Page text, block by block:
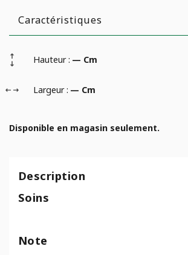
Caractéristiques
Hauteur : — Cm
Largeur : — Cm
Disponible en magasin seulement.
Description
Soins
Note